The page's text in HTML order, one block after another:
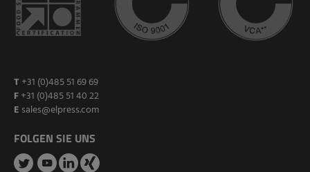
T +31 (0)485 51 69 69
F+31 (0)485 51 40 22
E sales@elpress.com
FOLGEN SIE UNS